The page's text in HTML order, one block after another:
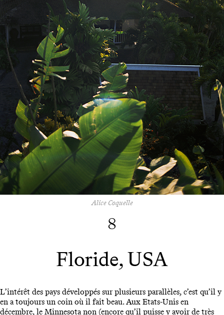
Alice Coquelle
8
Floride, USA
L’intérêt des pays développés sur plusieurs parallèles, c’est qu’il y
en a toujours un coin où il fait beau. Aux Etats-Unis en
décembre, le Minnesota non (encore qu’il puisse y avoir de très